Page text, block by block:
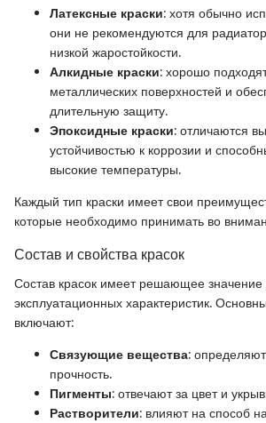
Латексные краски: хотя обычно
они не рекомендуются для
низкой жаростойкости.
Алкидные краски: хорошо
металлических поверхностей и
длительную защиту.
Эпоксидные краски: отличаются
устойчивостью к коррозии и
высокие температуры.
Каждый тип краски имеет свои
которые необходимо принимать во
Состав и свойства красок
Состав красок имеет решающее значение
эксплуатационных характеристик.
включают:
Связующие вещества:
прочность.
Пигменты: отвечают за цвет и
Растворители: влияют на способ